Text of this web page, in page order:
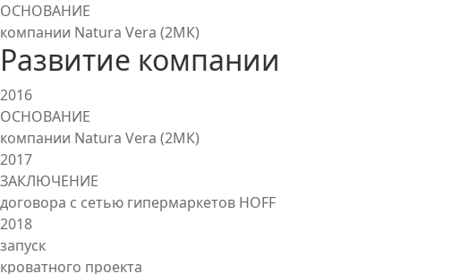
ОСНОВАНИЕ
компании Natura Vera (2МК)
Развитие компании
2016
ОСНОВАНИЕ
компании Natura Vera (2МК)
2017
ЗАКЛЮЧЕНИЕ
договора с сетью гипермаркетов HOFF
2018
запуск
кроватного проекта